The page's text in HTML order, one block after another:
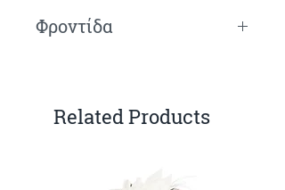
Φροντίδα
Related Products